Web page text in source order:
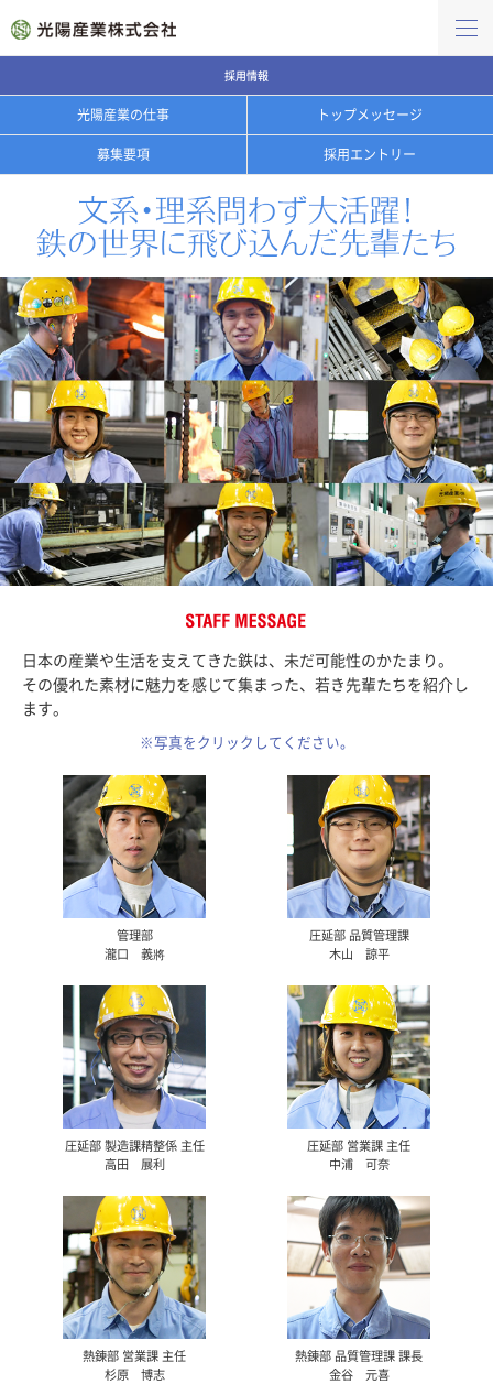
採用情報
光陽産業の仕事
トップメッセージ
募集要項
採用エントリー
日本の産業や生活を支えてきた鉄は、未だ可能性のかたまり。
その優れた素材に魅力を感じて集まった、若き先輩たちを紹介し
ます。
※写真をクリックしてください。
管理部
瀧口 義將
圧延部 品質管理課
木山 諒平
圧延部 製造課精整係 主任
高田 展利
圧延部 営業課 主任
中浦 可奈
熱錬部 営業課 主任
杉原 博志
熱錬部 品質管理課 課長
金谷 元喜